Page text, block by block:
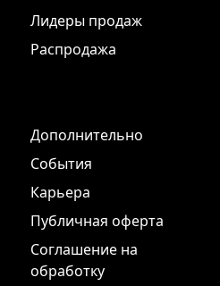
Лидеры продаж
Распродажа
Дополнительно
События
Карьера
Публичная оферта
Соглашение на
обработку